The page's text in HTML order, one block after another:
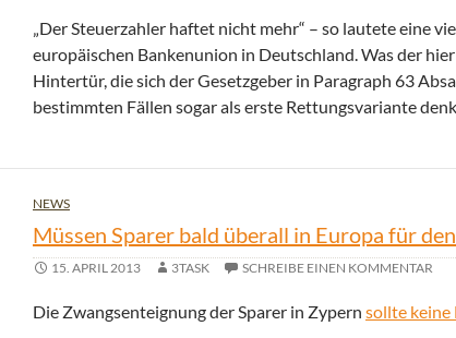
„Der Steuerzahler haftet nicht mehr“ – so lautete eine
europäischen Bankenunion in Deutschland. Was der
Hintertür, die sich der Gesetzgeber in Paragraph 63
bestimmten Fällen sogar als erste Rettungsvariante
NEWS
Müssen Sparer bald überall in Europa für
15. APRIL 2013 3TASK SCHREIBE EINEN KOMMENTAR
Die Zwangsenteignung der Sparer in Zypern sollte keine